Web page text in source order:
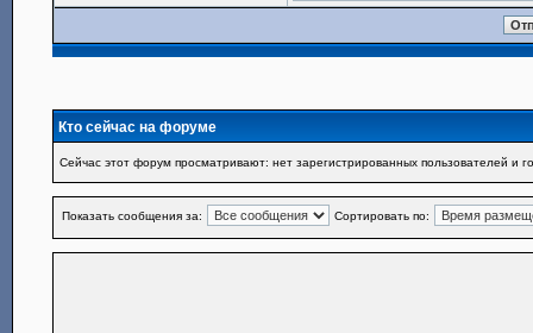
Кто сейчас на форуме
Сейчас этот форум просматривают: нет зарегистрированных пользователей и
Показать сообщения за: Сортировать по: